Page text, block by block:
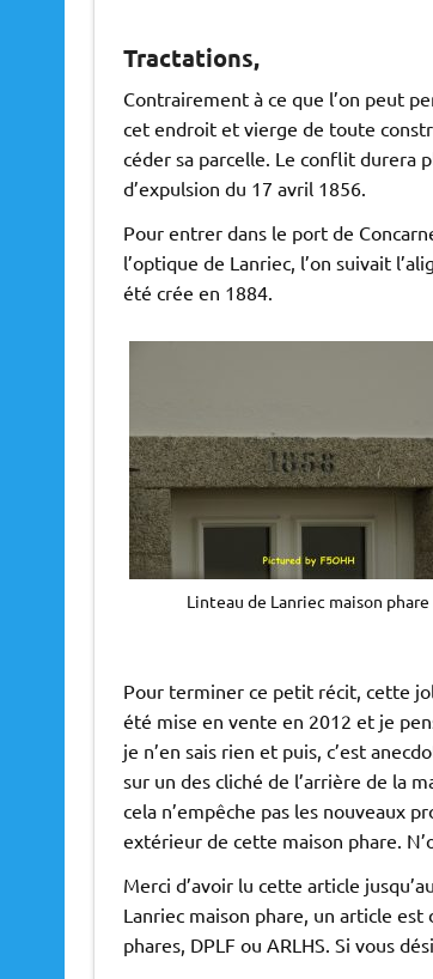
Tractations,
Contrairement à ce que l’on peut
cet endroit et vierge de toute
céder sa parcelle. Le conflit durera
d’expulsion du 17 avril 1856.
Pour entrer dans le port de
l’optique de Lanriec, l’on suivait
été crée en 1884.
Linteau de Lanriec maison phare
Pour terminer ce petit récit, cette
été mise en vente en 2012 et je
je n’en sais rien et puis, c’est
sur un des cliché de l’arrière de la
cela n’empêche pas les nouveaux
extérieur de cette maison phare.
Merci d’avoir lu cette article
Lanriec maison phare, un article
phares, DPLF ou ARLHS. Si vous